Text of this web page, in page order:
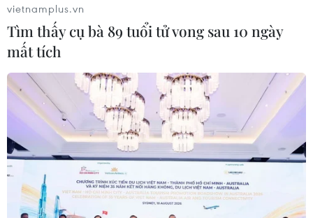
vietnamplus.vn
Tìm thấy cụ bà 89 tuổi tử vong sau 10 ngày
mất tích